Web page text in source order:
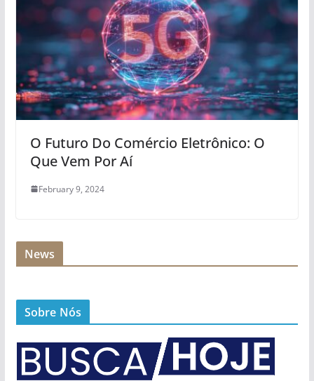
O Futuro Do Comércio Eletrônico: O
Que Vem Por Aí
February 9, 2024
News
Sobre Nós